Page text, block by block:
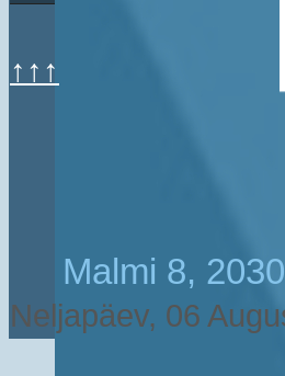
↑↑↑
Malmi 8,
Neljapäev, 06